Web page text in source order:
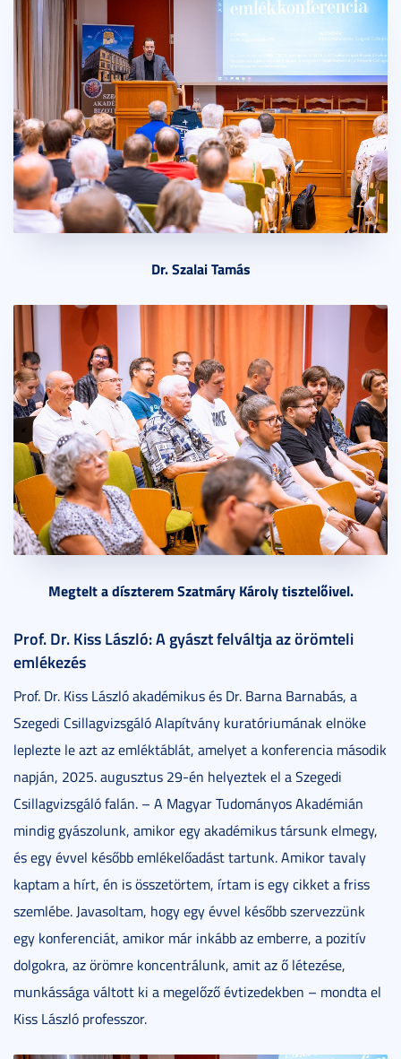
Dr. Szalai Tamás
Megtelt a díszterem Szatmáry Károly tisztelőivel.
Prof. Dr. Kiss László: A gyászt felváltja az örömteli
emlékezés
Prof. Dr. Kiss László akadémikus és Dr. Barna Barnabás, a
Szegedi Csillagvizsgáló Alapítvány kuratóriumának elnöke
leplezte le azt az emléktáblát, amelyet a konferencia második
napján, 2025. augusztus 29-én helyeztek el a Szegedi
Csillagvizsgáló falán. – A Magyar Tudományos Akadémián
mindig gyászolunk, amikor egy akadémikus társunk elmegy,
és egy évvel később emlékelőadást tartunk. Amikor tavaly
kaptam a hírt, én is összetörtem, írtam is egy cikket a friss
szemlébe. Javasoltam, hogy egy évvel később szervezzünk
egy konferenciát, amikor már inkább az emberre, a pozitív
dolgokra, az örömre koncentrálunk, amit az ő létezése,
munkássága váltott ki a megelőző évtizedekben – mondta el
Kiss László professzor.